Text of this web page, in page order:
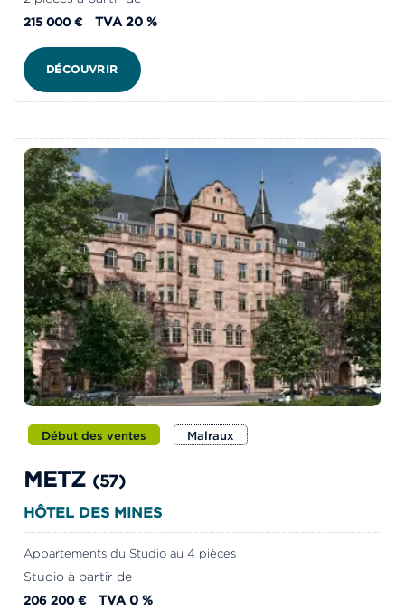
215 000 € TVA 20 %
DÉCOUVRIR
Début des ventes Malraux
METZ (57)
HÔTEL DES MINES
Appartements du Studio au 4 pièces
Studio à partir de
206 200 € TVA 0 %